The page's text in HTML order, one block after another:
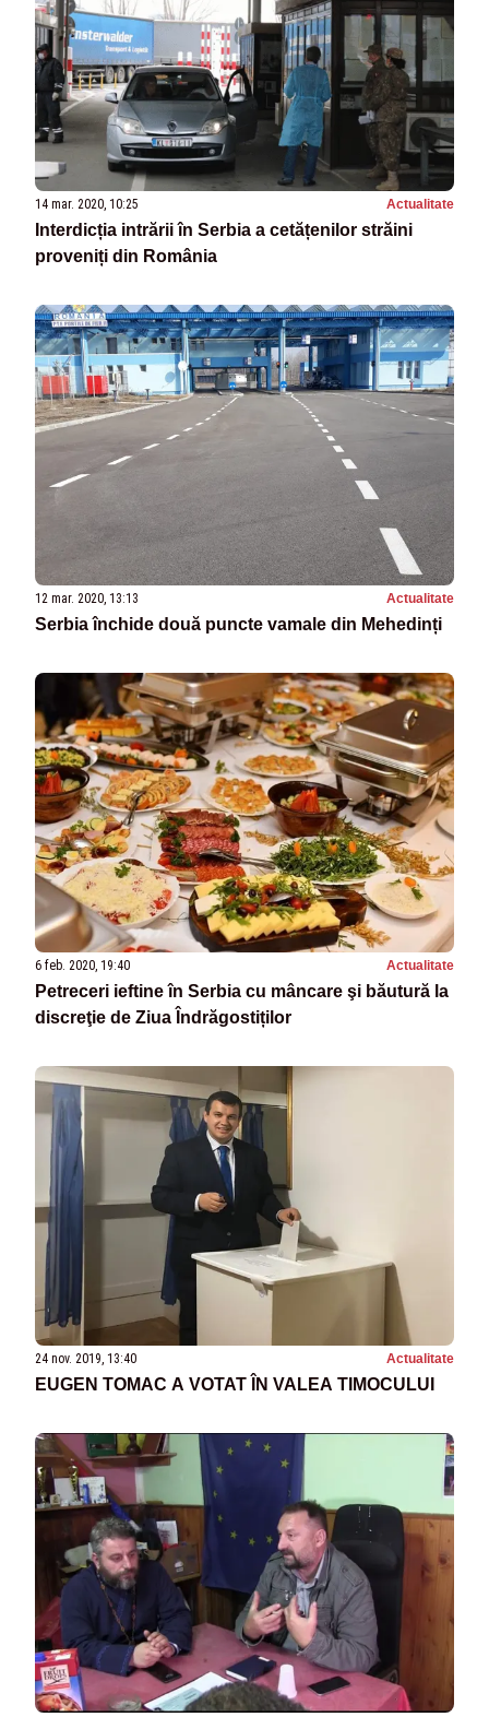
14 mar. 2020, 10:25 Actualitate
Interdicția intrării în Serbia a cetățenilor străini
proveniți din România
12 mar. 2020, 13:13 Actualitate
Serbia închide două puncte vamale din Mehedinți
6 feb. 2020, 19:40 Actualitate
Petreceri ieftine în Serbia cu mâncare şi băutură la
discreţie de Ziua Îndrăgostiților
24 nov. 2019, 13:40 Actualitate
EUGEN TOMAC A VOTAT ÎN VALEA TIMOCULUI